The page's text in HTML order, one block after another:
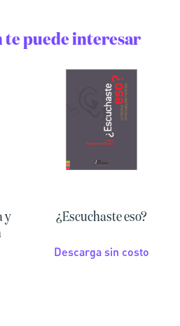
te puede interesar
y
¿Escuchaste eso?
Descarga sin costo